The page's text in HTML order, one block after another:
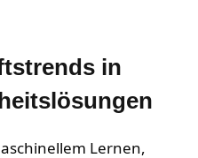
in
Lernen,